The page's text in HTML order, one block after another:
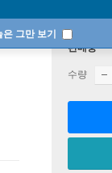
은 그만 보기
판매중
수량